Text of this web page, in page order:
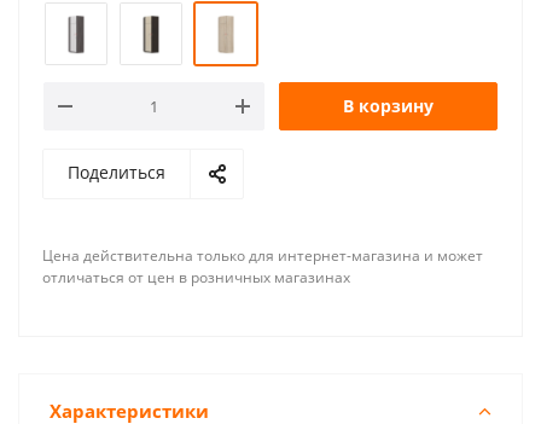
В корзину
Поделиться
Цена действительна только для интернет-магазина и может
отличаться от цен в розничных магазинах
Характеристики